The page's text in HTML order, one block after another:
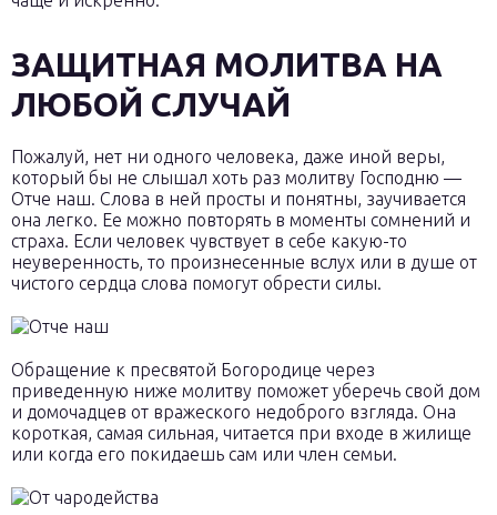
ЗАЩИТНАЯ МОЛИТВА НА
ЛЮБОЙ СЛУЧАЙ
Пожалуй, нет ни одного человека, даже иной веры,
который бы не слышал хоть раз молитву Господню —
Отче наш. Слова в ней просты и понятны, заучивается
она легко. Ее можно повторять в моменты сомнений и
страха. Если человек чувствует в себе какую-то
неуверенность, то произнесенные вслух или в душе от
чистого сердца слова помогут обрести силы.
Обращение к пресвятой Богородице через
приведенную ниже молитву поможет уберечь свой дом
и домочадцев от вражеского недоброго взгляда. Она
короткая, самая сильная, читается при входе в жилище
или когда его покидаешь сам или член семьи.